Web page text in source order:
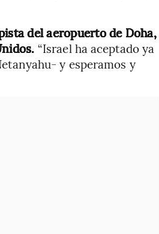
del aeropuerto de Doha,
“Israel ha aceptado ya
y esperamos y